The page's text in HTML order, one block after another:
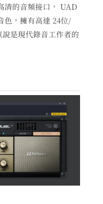
清的音頻接口， UAD
色，擁有高達 24位/
是現代錄音工作者的